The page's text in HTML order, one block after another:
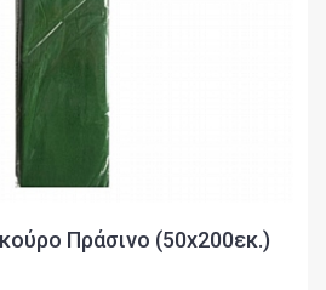
Πράσινο (50x200εκ.)